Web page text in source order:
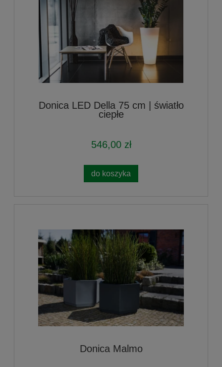
Donica LED Della 75 cm | światło
ciepłe
546,00 zł
do koszyka
Donica Malmo